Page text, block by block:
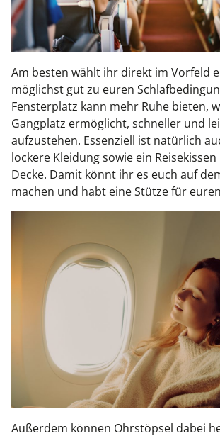
Am besten wählt ihr direkt im Vorfeld
möglichst gut zu euren
Fensterplatz kann mehr Ruhe bieten,
Gangplatz ermöglicht, schneller und
aufzustehen. Essenziell ist natürlich
lockere Kleidung sowie ein
Decke. Damit könnt ihr es euch auf
machen und habt eine Stütze für
Außerdem können Ohrstöpsel dabei